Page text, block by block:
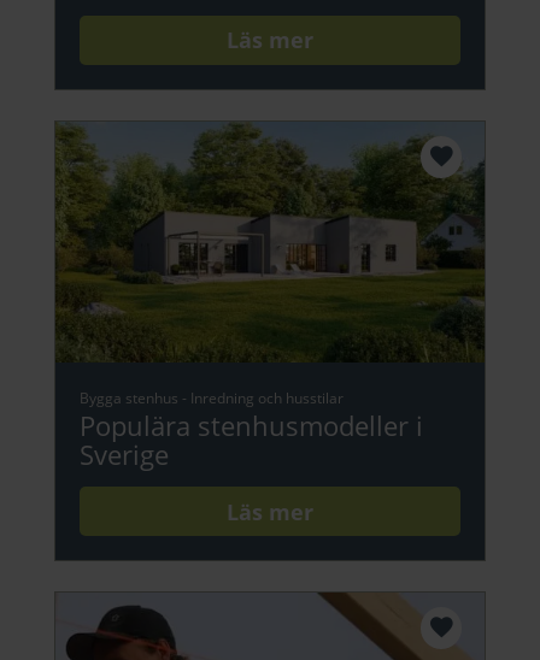
Läs mer
Bygga stenhus - Inredning och husstilar
Populära stenhusmodeller i
Sverige
Läs mer